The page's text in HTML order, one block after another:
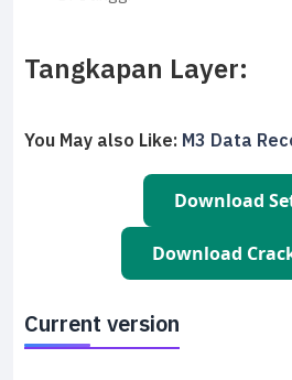
Tangkapan Layer:
You May also Like: M3 Data
Download
Download
Current version